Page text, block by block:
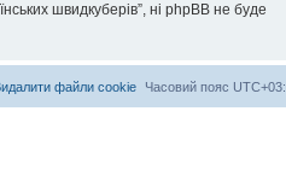
швидкуберів”, ні phpBB не буде
Часовий пояс
файли cookie